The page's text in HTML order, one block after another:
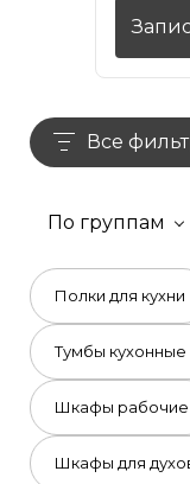
Все
По группам
Полки для кухни
Тумбы
Шкафы рабочие
Шкафы для